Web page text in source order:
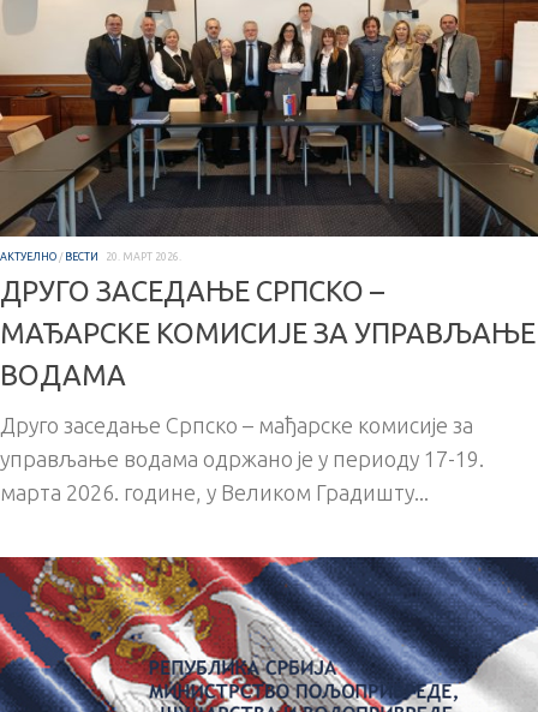
АКТУЕЛНО / ВЕСТИ 20. МАРТ 2026.
ДРУГО ЗАСЕДАЊЕ СРПСКО –
МАЂАРСКЕ КОМИСИЈЕ ЗА УПРАВЉАЊЕ
ВОДАМА
Друго заседање Српско – мађарске комисије за
управљање водама одржано је у периоду 17-19.
марта 2026. године, у Великом Градишту...